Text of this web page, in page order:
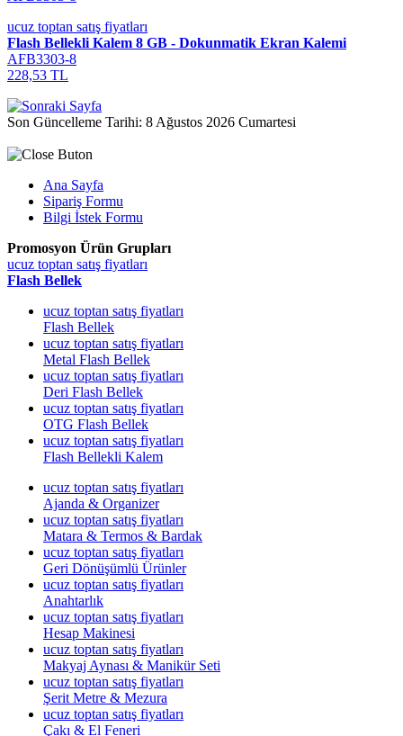
ucuz toptan satış fiyatları
Flash Bellekli Kalem 8 GB - Dokunmatik Ekran Kalemi
AFB3303-8
228,53 TL
Son Güncelleme Tarihi: 8 Ağustos 2026 Cumartesi
Ana Sayfa
Sipariş Formu
Bilgi İstek Formu
Promosyon Ürün Grupları
ucuz toptan satış fiyatları
Flash Bellek
ucuz toptan satış fiyatları
Flash Bellek
ucuz toptan satış fiyatları
Metal Flash Bellek
ucuz toptan satış fiyatları
Deri Flash Bellek
ucuz toptan satış fiyatları
OTG Flash Bellek
ucuz toptan satış fiyatları
Flash Bellekli Kalem
ucuz toptan satış fiyatları
Ajanda & Organizer
ucuz toptan satış fiyatları
Matara & Termos & Bardak
ucuz toptan satış fiyatları
Geri Dönüşümlü Ürünler
ucuz toptan satış fiyatları
Anahtarlık
ucuz toptan satış fiyatları
Hesap Makinesi
ucuz toptan satış fiyatları
Makyaj Aynası & Manikür Seti
ucuz toptan satış fiyatları
Şerit Metre & Mezura
ucuz toptan satış fiyatları
Çakı & El Feneri